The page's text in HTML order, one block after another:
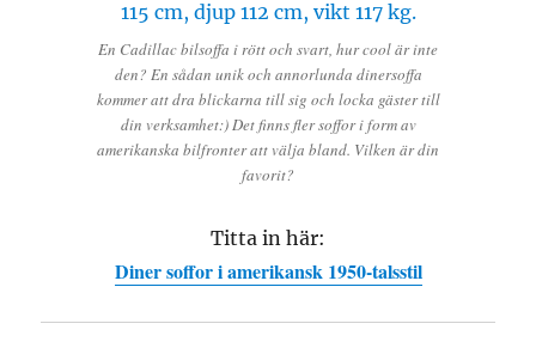
En Cadillac bilsoffa i rött och svart, hur cool är inte
den? En sådan unik och annorlunda dinersoffa
kommer att dra blickarna till sig och locka gäster till
din verksamhet:) Det finns fler soffor i form av
amerikanska bilfronter att välja bland. Vilken är din
favorit?
Titta in här:
Diner soffor i amerikansk 1950-talsstil